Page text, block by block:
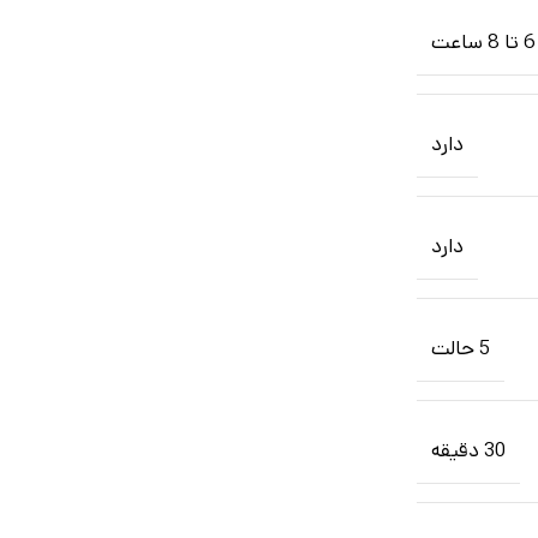
6 تا 8 ساعت
دارد
دارد
5 حالت
30 دقیقه